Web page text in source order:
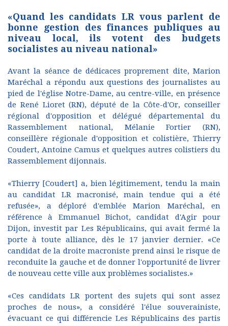
«Quand les candidats LR vous parlent de
bonne gestion des finances publiques au
niveau local, ils votent des budgets
socialistes au niveau national»
Avant la séance de dédicaces proprement dite, Marion
Maréchal a répondu aux questions des journalistes au
pied de l'église Notre-Dame, au centre-ville, en présence
de René Lioret (RN), député de la Côte-d'Or, conseiller
régional d'opposition et délégué départemental du
Rassemblement national, Mélanie Fortier (RN),
conseillère régionale d'opposition et colistière, Thierry
Coudert, Antoine Camus et quelques autres colistiers du
Rassemblement dijonnais.
«Thierry [Coudert] a, bien légitimement, tendu la main
au candidat LR macronisé, main tendue qui a été
refusée», a déploré d'emblée Marion Maréchal, en
référence à Emmanuel Bichot, candidat d'Agir pour
Dijon, investit par Les Républicains, qui avait fermé la
porte à toute alliance, dès le 17 janvier dernier. «Ce
candidat de la droite macroniste prend ainsi le risque de
reconduite la gauche et de donner l'opportunité de livrer
de nouveau cette ville aux problèmes socialistes.»
«Ces candidats LR portent des sujets qui sont assez
proches de nous», a considéré l'élue souverainiste,
évacuant ce qui différencie Les Républicains des partis